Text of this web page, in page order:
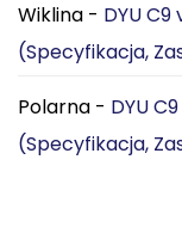
Wiklina - DYU C9
(Specyfikacja,
Polarna - DYU
(Specyfikacja,